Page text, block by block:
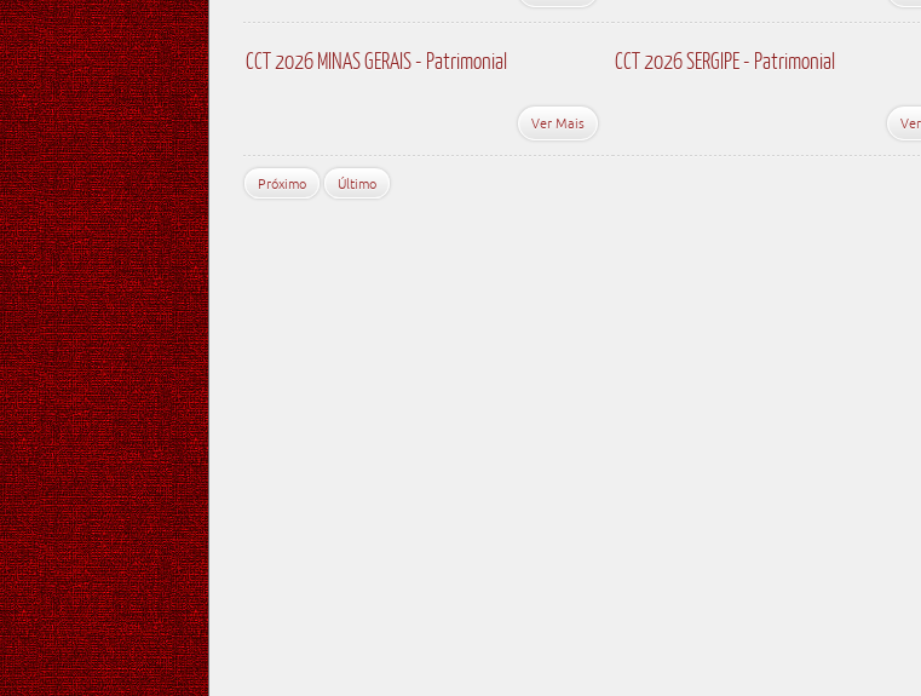
CCT 2026 MINAS GERAIS - Patrimonial
Ver Mais
CCT 2026 SERGIPE - Patrimonial
Próximo Último